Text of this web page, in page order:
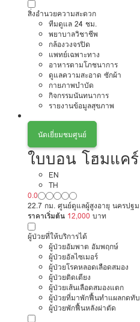
สิ่งอำนวยความสะดวก
ทีมดูแล 24 ชม.
พยาบาลวิชาชีพ
กล้องวงจรปิด
แพทย์เฉพาะทาง
อาหารตามโภชนาการ
ดูแลความสะอาด ซักผ้า
กายภาพบำบัด
กิจกรรมนันทนาการ
รายงานข้อมูลสุขภาพ
นัดเยี่ยมชมศูนย์
ใบบอน โฮมแคร์
EN
TH
0.0
22.7 กม. ศูนย์ดูแลผู้สูงอายุ นครปฐม
ราคาเริ่มต้น 12,000 บาท
ผู้ป่วยที่ให้บริการได้
ผู้ป่วยอัมพาต อัมพฤกษ์
ผู้ป่วยอัลไซเมอร์
ผู้ป่วยโรคหลอดเลือดสมอง
ผู้ป่วยติดเตียง
ผู้ป่วยเส้นเลือดสมองแตก
ผู้ป่วยที่มาพักฟื้นทำแผลกดทับ
ผู้ป่วยพักฟื้นหลังผ่าตัด